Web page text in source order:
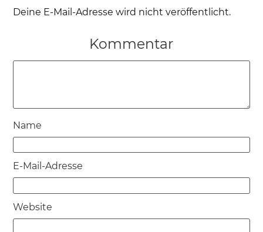
Deine E-Mail-Adresse wird nicht veröffentlicht.
Kommentar
Name
E-Mail-Adresse
Website